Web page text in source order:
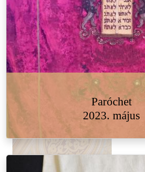
Paróchet
2023. május